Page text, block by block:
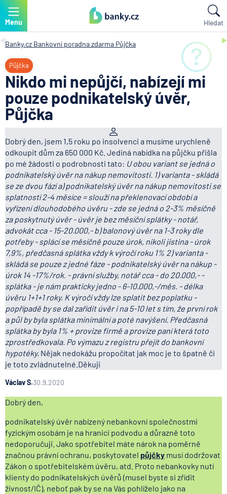
Menu Hledat
Banky.cz Bankovní poradna zdarma Půjčka
Půjčka
Nikdo mi nepůjčí, nabízejí mi
pouze podnikatelský úvěr,
Půjčka
Dobrý den, jsem 1,5 roku po insolvenci a musíme urychleně
odkoupit dům za 650 000 Kč. Jediná nabídka na půjčku přišla
po mé žádosti o podrobnosti tato: U obou variant se jedná o
podnikatelský úvěr na nákup nemovitosti. 1) varianta - skládá
se ze dvou fází a) podnikatelský úvěr na nákup nemovitosti se
splatností 2-4 měsíce = slouží na překlenovací období a
vyřízení dlouhodobého úvěru - zde se jedná o 2-3% měsíčně
za poskytnutý úvěr - úvěr je bez měsíční splátky - notář,
advokát cca - 15-20.000,- b) balonový úvěr na 1-3 roky dle
potřeby - splácí se měsíčně pouze úrok, nikoli jistina - úrok
7,9%, předčasná splátka vždy k výročí roku 1% 2) varianta -
skládá se pouze z jedné fáze - podnikatelský úvěr na nákup -
úrok 14 -17%/rok. - právní služby, notář cca - do 20.000,- -
splátka - je nám prakticky jedno - 6-10.000,-/měs. - délka
úvěru 1+1+1 roky. K výročí vždy lze splatit bez poplatku -
popřípadě by se dal zařídit úvěr i na 5-10 let s tím, že první rok
a půl by byla splátka minimální a poté navýšení. Předčasná
splátka by byla 1% + provize firmě a provize paní která toto
zprostředkovala. Po výmazu z registru přejít do bankovní
hypotéky. Nějak nedokážu propočítat jak moc je to špatně či
je toto zvládnutelné.Děkuji
Václav S.30.9.2020
Dobrý den,
podnikatelský úvěr nabízený nebankovní společnostmi
fyzickým osobám je na hranici podvodu a důrazně toto
nedoporučuji. Jako spotřebitel máte nárok na poměrně
značnou právní ochranu, poskytovatel půjčky musí dodržovat
Zákon o spotřebitelském úvěru, atd. Proto nebankovky nutí
klienty do podnikatelských úvěrů (musel byste si zřídit
živnost/IČ), neboť pak by se na Vás pohlíželo jako na